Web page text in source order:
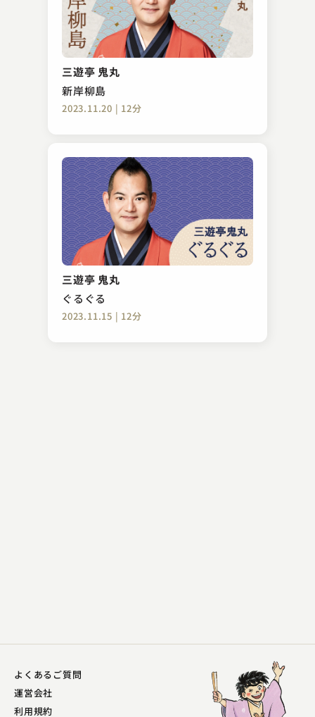
三遊亭 鬼丸
新岸柳島
2023.11.20 | 12分
三遊亭 鬼丸
ぐるぐる
2023.11.15 | 12分
金原亭 馬生
看板の一
2023.11.16 | 16分
入船亭 扇辰
三方一両損
2023.10.09 | 25分
よくあるご質問
運営会社
利用規約